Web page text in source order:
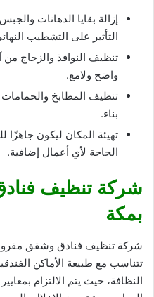
إزالة بقايا الدهانات
التأثير على التشطيب
تنظيف النوافذ والزجاج
واضح ولامع.
تنظيف المطابخ والحمامات
بناء.
تهيئة المكان ليكون جاهزًا
الحاجة لأي أعمال إضافية.
شركة تنظيف
بمكة
شركة تنظيف فنادق وشقق
تتناسب مع طبيعة الأماكن
النظافة، حيث يتم الالتزام